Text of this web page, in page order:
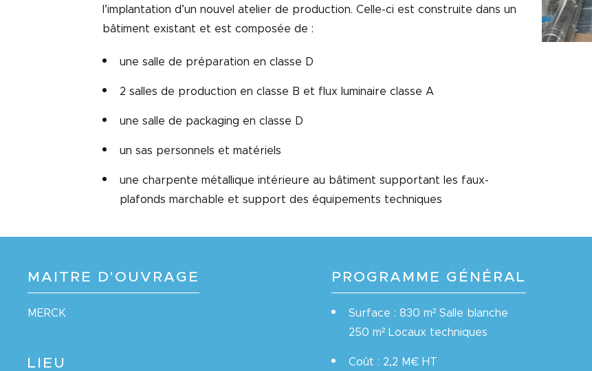
l’implantation d’un nouvel atelier de production. Celle-ci est construite dans un
bâtiment existant et est composée de :
une salle de préparation en classe D
2 salles de production en classe B et flux luminaire classe A
une salle de packaging en classe D
un sas personnels et matériels
une charpente métallique intérieure au bâtiment supportant les faux-
plafonds marchable et support des équipements techniques
MAITRE D'OUVRAGE
MERCK
LIEU
PROGRAMME GÉNÉRAL
Surface : 830 m² Salle blanche
250 m² Locaux techniques
Coût : 2,2 M€ HT